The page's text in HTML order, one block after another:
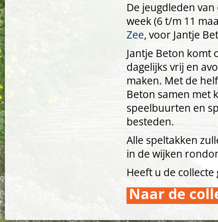
De jeugdleden
week (6 t/m 11
Zee, voor Jantje
Jantje Beton komt
dagelijks vrij en
maken. Met de
Beton samen met
speelbuurten en
besteden.
Alle speltakken
in de wijken
Heeft u de
Naar de